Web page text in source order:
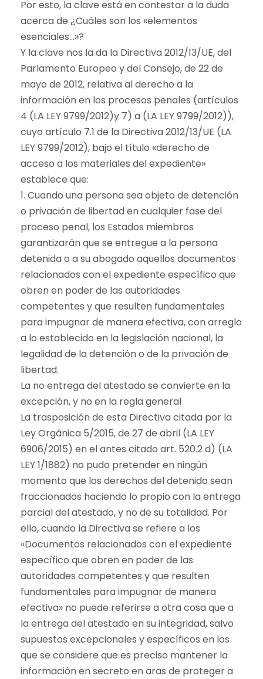
Por esto, la clave está en contestar a la duda
acerca de ¿Cuáles son los «elementos
esenciales…»?
Y la clave nos la da la Directiva 2012/13/UE, del
Parlamento Europeo y del Consejo, de 22 de
mayo de 2012, relativa al derecho a la
información en los procesos penales (artículos
4 (LA LEY 9799/2012)y 7) a (LA LEY 9799/2012)),
cuyo artículo 7.1 de la Directiva 2012/13/UE (LA
LEY 9799/2012), bajo el título «derecho de
acceso a los materiales del expediente»
establece que:
1. Cuando una persona sea objeto de detención
o privación de libertad en cualquier fase del
proceso penal, los Estados miembros
garantizarán que se entregue a la persona
detenida o a su abogado aquellos documentos
relacionados con el expediente específico que
obren en poder de las autoridades
competentes y que resulten fundamentales
para impugnar de manera efectiva, con arreglo
a lo establecido en la legislación nacional, la
legalidad de la detención o de la privación de
libertad.
La no entrega del atestado se convierte en la
excepción, y no en la regla general
La trasposición de esta Directiva citada por la
Ley Orgánica 5/2015, de 27 de abril (LA LEY
6906/2015) en el antes citado art. 520.2 d) (LA
LEY 1/1882) no pudo pretender en ningún
momento que los derechos del detenido sean
fraccionados haciendo lo propio con la entrega
parcial del atestado, y no de su totalidad. Por
ello, cuando la Directiva se refiere a los
«Documentos relacionados con el expediente
específico que obren en poder de las
autoridades competentes y que resulten
fundamentales para impugnar de manera
efectiva» no puede referirse a otra cosa que a
la entrega del atestado en su integridad, salvo
supuestos excepcionales y específicos en los
que se considere que es preciso mantener la
información en secreto en aras de proteger a